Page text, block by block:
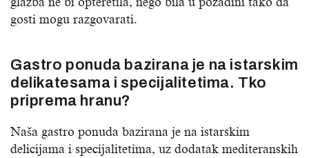
gosti mogu razgovarati.
Gastro ponuda bazirana je na istarskim
delikatesama i specijalitetima. Tko
priprema hranu?
Naša gastro ponuda bazirana je na istarskim
delicijama i specijalitetima, uz dodatak mediteranskih